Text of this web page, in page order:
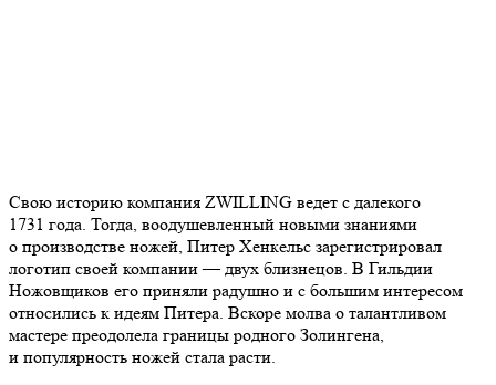
Свою историю компания ZWILLING ведет с далекого
1731 года. Тогда, воодушевленный новыми знаниями
о производстве ножей, Питер Хенкельс зарегистрировал
логотип своей компании — двух близнецов. В Гильдии
Ножовщиков его приняли радушно и с большим интересом
относились к идеям Питера. Вскоре молва о талантливом
мастере преодолела границы родного Золингена,
и популярность ножей стала расти.